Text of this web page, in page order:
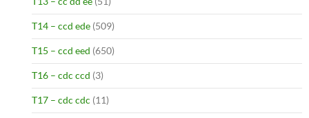
T14 – ccd ede (509)
T15 – ccd eed (650)
T16 – cdc ccd (3)
T17 – cdc cdc (11)